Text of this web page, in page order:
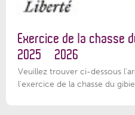
Exercice de la chasse
2025 – 2026
Veuillez trouver ci-dessous
l'exercice de la chasse du